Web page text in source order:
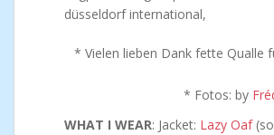
* Vielen lieben Dank fette Qualle
* Fotos: by
WHAT I WEAR: Jacket: Lazy Oaf